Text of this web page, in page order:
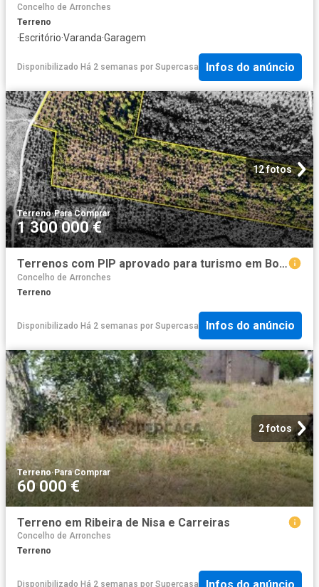
Concelho de Arronches
Terreno
·Escritório·Varanda·Garagem
Disponibilizado Há 2 semanas por Supercasa Infos do anúncio
12 fotos
Terreno·Para Comprar
1 300 000 €
Terrenos com PIP aprovado para turismo em Borba
Concelho de Arronches
Terreno
Disponibilizado Há 2 semanas por Supercasa Infos do anúncio
2 fotos
Terreno·Para Comprar
60 000 €
Terreno em Ribeira de Nisa e Carreiras
Concelho de Arronches
Terreno
Disponibilizado Há 2 semanas por Supercasa